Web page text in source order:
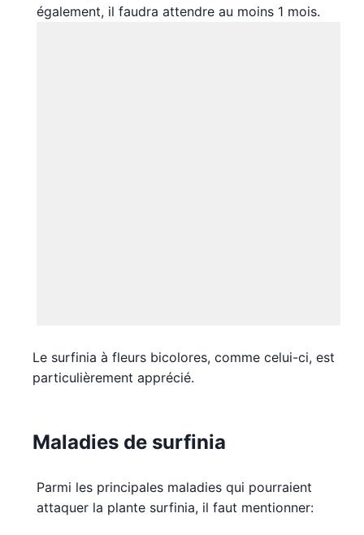
également, il faudra attendre au moins 1 mois.
Le surfinia à fleurs bicolores, comme celui-ci, est
particulièrement apprécié.
Maladies de surfinia
Parmi les principales maladies qui pourraient
attaquer la plante surfinia, il faut mentionner: